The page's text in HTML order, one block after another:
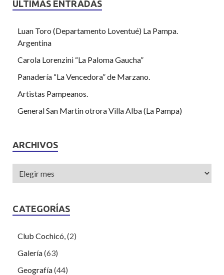
ULTIMAS ENTRADAS
Luan Toro (Departamento Loventué) La Pampa.
Argentina
Carola Lorenzini “La Paloma Gaucha”
Panadería “La Vencedora” de Marzano.
Artistas Pampeanos.
General San Martin otrora Villa Alba (La Pampa)
ARCHIVOS
CATEGORÍAS
Club Cochicó, (2)
Galería(63)
Geografía(44)